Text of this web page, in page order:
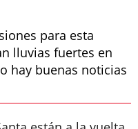
para esta
lluvias fuertes en
hay buenas noticias